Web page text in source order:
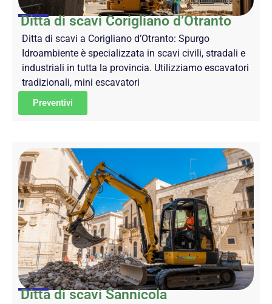
Ditta di scavi Corigliano d’Otranto
Ditta di scavi a Corigliano d’Otranto: Spurgo
Idroambiente è specializzata in scavi civili, stradali e
industriali in tutta la provincia. Utilizziamo escavatori
tradizionali, mini escavatori
Preventivi
Ditta di scavi Sannicola